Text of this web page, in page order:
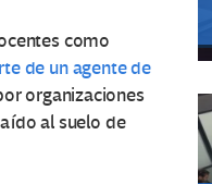
como
de un agente de
organizaciones
al suelo de